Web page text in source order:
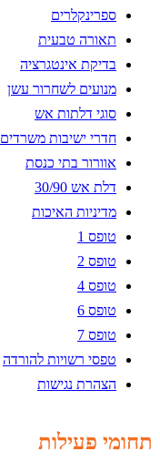
ספרינקלרים
תאורה טבעית
בדיקת אינטגרציה
מנועים לשחרור עשן
סוגי דלתות אש
חדרי ישיבות משרדים
אוורור בתי כנסת
דלת אש 30/90
מדיניות האיכות
טופס 1
טופס 2
טופס 4
טופס 6
טופס 7
טפסי רשויות להורדה
הצהרת נגישות
תחומי פעילות